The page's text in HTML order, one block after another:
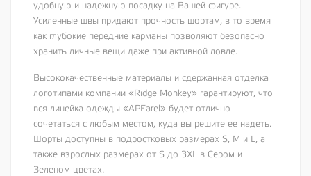
удобную и надежную посадку на Вашей фигуре.
Усиленные швы придают прочность шортам, в то время
как глубокие передние карманы позволяют безопасно
хранить личные вещи даже при активной ловле.
Высококачественные материалы и сдержанная отделка
логотипами компании «Ridge Monkey» гарантируют, что
вся линейка одежды «APEarel» будет отлично
сочетаться с любым местом, куда вы решите ее надеть.
Шорты доступны в подростковых размерах S, M и L, а
также взрослых размерах от S до 3XL в Сером и
Зеленом цветах.